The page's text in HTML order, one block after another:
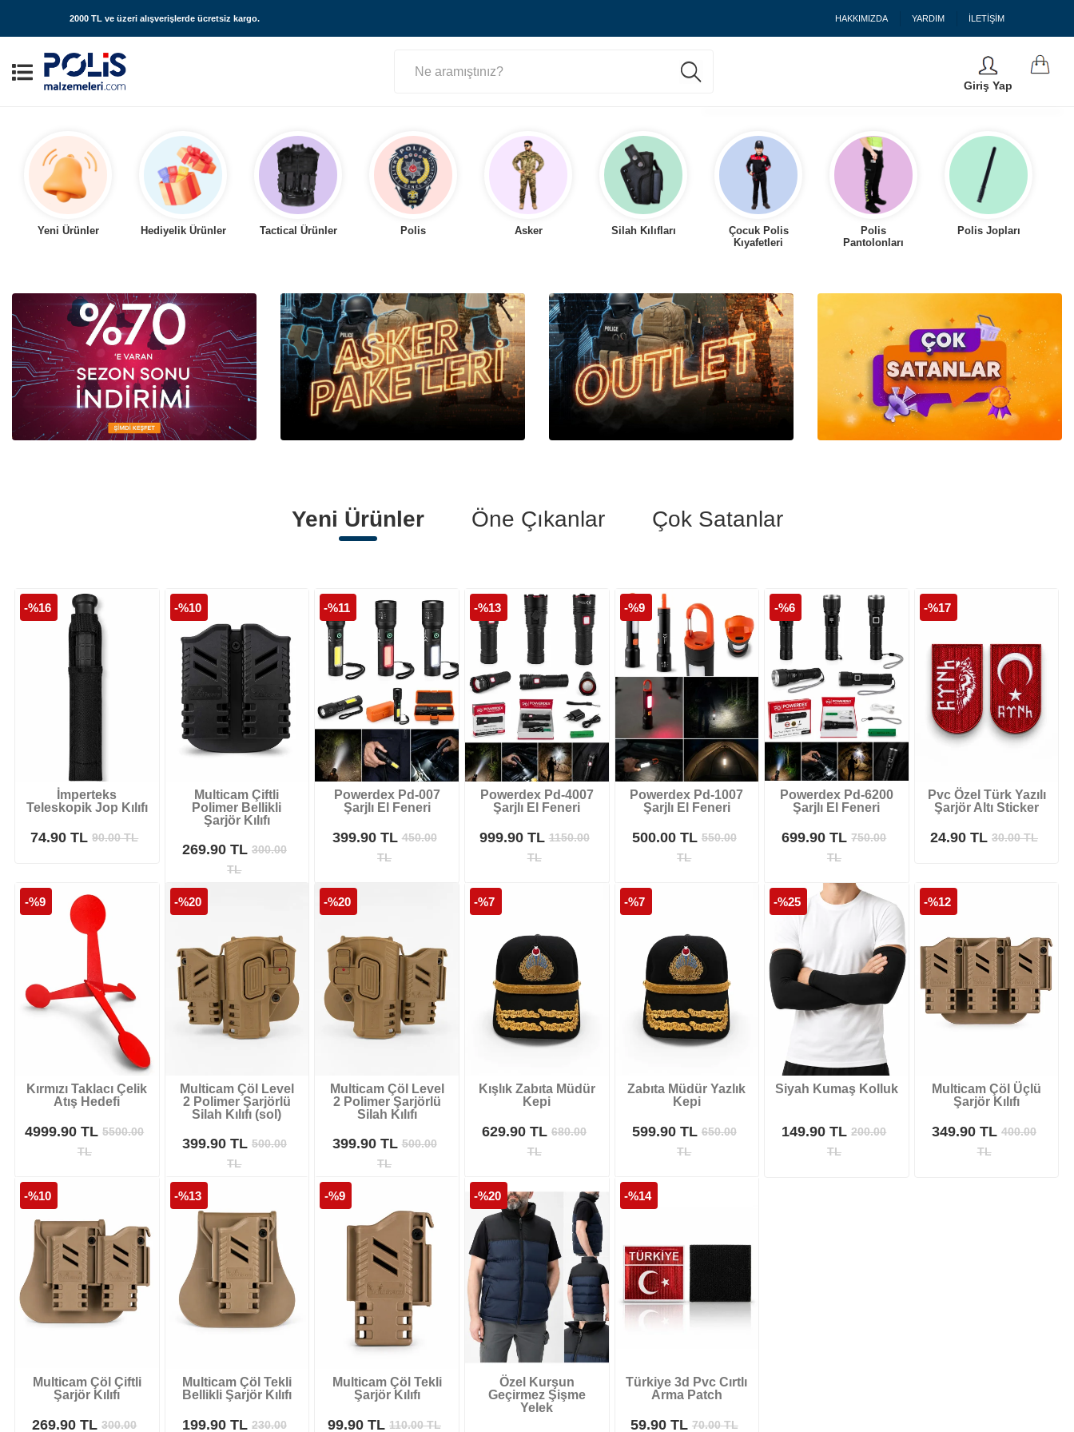
2000 TL ve üzeri alışverişlerde ücretsiz kargo. HAKKIMIZDA YARDIM İLETİŞİM
Giriş Yap
Yeni Ürünler Hediyelik Ürünler Tactical Ürünler Polis Asker Silah Kılıfları
Çocuk Polis
Kıyafetleri
Polis
Pantolonları
Polis Jopları
Polis Armaları Polis Palaskaları Polis Montları Polis Botları Polis Kelepçeleri Polis Tişörtleri Polis Cüzdanları
Polis Şapka ve
Kepleri
Yeni Ürünler Öne Çıkanlar Çok Satanlar
-%16
İmperteks
Teleskopik Jop Kılıfı
74.90 TL90.00TL
-%10
Multicam Çiftli
Polimer Bellikli
Şarjör Kılıfı
269.90 TL 300.00
TL
-%11
Powerdex Pd-007
Şarjlı El Feneri
399.90 TL 450.00
TL
-%13
Powerdex Pd-4007
Şarjlı El Feneri
999.90 TL 1150.00
TL
-%9
Powerdex Pd-1007
Şarjlı El Feneri
500.00 TL 550.00
TL
-%6
Powerdex Pd-6200
Şarjlı El Feneri
699.90 TL750.00
TL
-%17
Pvc Özel Türk Yazılı
Şarjör Altı Sticker
24.90 TL30.00TL
-%9
Kırmızı Taklacı Çelik
Atış Hedefi
4999.90 TL5500.00
TL
-%20
Multicam Çöl Level
2 Polimer Şarjörlü
Silah Kılıfı (sol)
399.90 TL 500.00
TL
-%20
Multicam Çöl Level
2 Polimer Şarjörlü
Silah Kılıfı
399.90 TL 500.00
TL
-%7
Kışlık Zabıta Müdür
Kepi
629.90 TL680.00
TL
-%7
Zabıta Müdür Yazlık
Kepi
599.90 TL 650.00
TL
-%25
Siyah Kumaş Kolluk
149.90 TL200.00
TL
-%12
Multicam Çöl Üçlü
Şarjör Kılıfı
349.90 TL400.00
TL
-%10
Multicam Çöl Çiftli
Şarjör Kılıfı
269.90 TL300.00
-%13
Multicam Çöl Tekli
Bellikli Şarjör Kılıfı
199.90 TL 230.00
-%9
Multicam Çöl Tekli
Şarjör Kılıfı
99.90 TL110.00TL
-%20
Özel Kurşun
Geçirmez Şişme
Yelek
-%14
Türkiye 3d Pvc Cırtlı
Arma Patch
59.90 TL 70.00TL